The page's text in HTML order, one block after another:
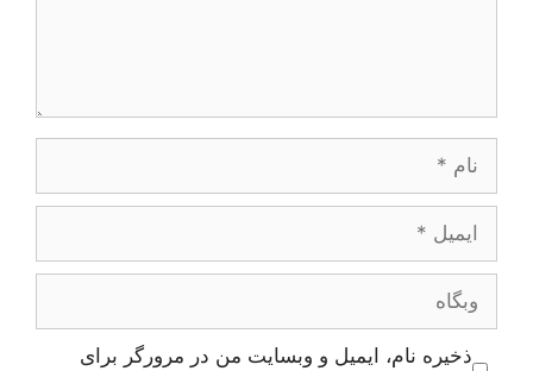
وبگاه
ذخیره نام، ایمیل و وبسایت من در مرورگر برای